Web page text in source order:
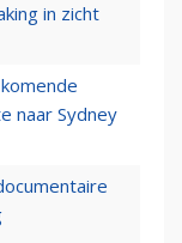
in zicht
naar Sydney